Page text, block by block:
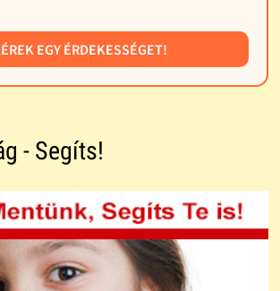
EGY ÉRDEKESSÉGET!
- Segíts!